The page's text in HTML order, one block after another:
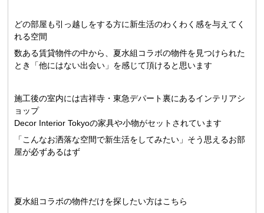
どの部屋も引っ越しをする方に新生活のわくわく感を与えてく
れる空間
数ある賃貸物件の中から、夏水組コラボの物件を見つけられた
とき「他にはない出会い」を感じて頂けると思います
施工後の室内には吉祥寺・東急デパート裏にあるインテリアシ
ョップ
Decor Interior Tokyoの家具や小物がセットされています
「こんなお洒落な空間で新生活をしてみたい」そう思えるお部
屋が必ずあるはず
夏水組コラボの物件だけを探したい方はこちら